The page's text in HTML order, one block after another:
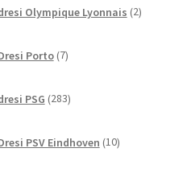
Olympique Lyonnais 2izdelka
Porto 7izdelkov
PSG 283izdelkov
PSV Eindhoven 10izdelkov